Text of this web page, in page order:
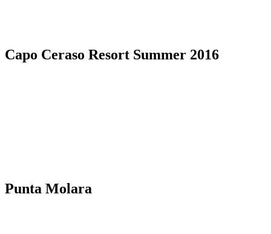
Capo Ceraso Resort Summer 2016
Punta Molara